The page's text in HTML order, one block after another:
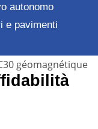
autonomo
e pavimenti